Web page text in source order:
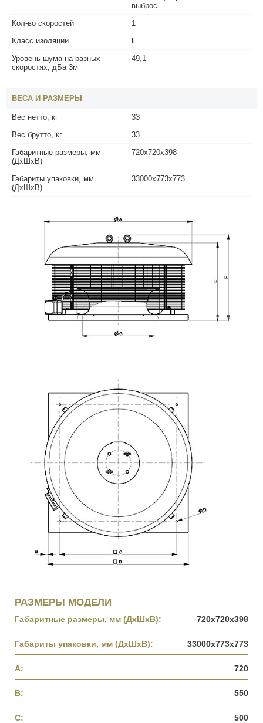
выброс
Кол-во скоростей
1
Класс изоляции
ll
Уровень шума на разных
скоростях, дБа 3м
49,1
ВЕСА И РАЗМЕРЫ
Вес нетто, кг
33
Вес брутто, кг
33
Габаритные размеры, мм
(ДхШхВ)
720х720х398
Габариты упаковки, мм
(ДхШхВ)
33000х773х773
РАЗМЕРЫ МОДЕЛИ
Габаритные размеры, мм (ДхШхВ): 720х720х398
Габариты упаковки, мм (ДхШхВ): 33000х773х773
A: 720
B: 550
C: 500